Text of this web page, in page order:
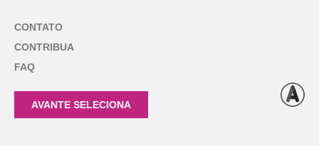
CONTATO
CONTRIBUA
FAQ
AVANTE SELECIONA